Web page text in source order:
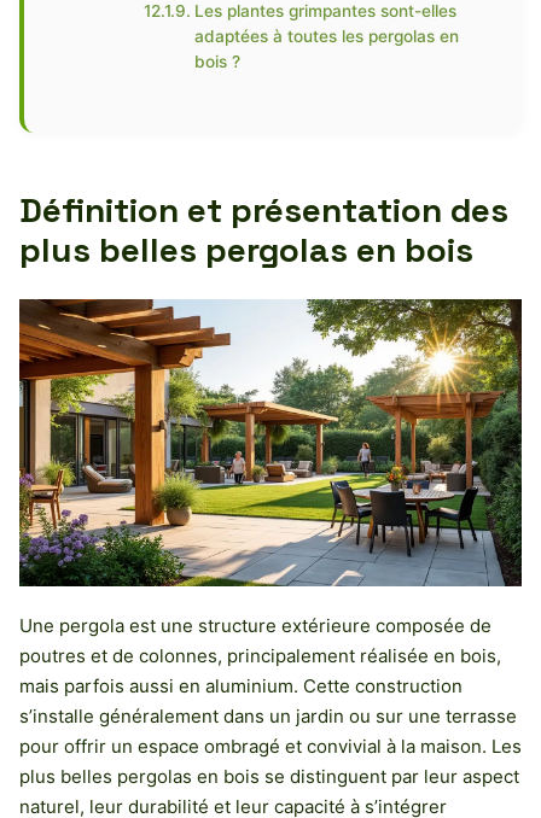
Les plantes grimpantes sont-elles
adaptées à toutes les pergolas en
bois ?
Définition et présentation des
plus belles pergolas en bois
Une pergola est une structure extérieure composée de
poutres et de colonnes, principalement réalisée en bois,
mais parfois aussi en aluminium. Cette construction
s’installe généralement dans un jardin ou sur une terrasse
pour offrir un espace ombragé et convivial à la maison. Les
plus belles pergolas en bois se distinguent par leur aspect
naturel, leur durabilité et leur capacité à s’intégrer